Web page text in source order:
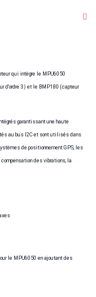
qui intègre le MPU6050
d'ordre 3) et le BMP180 (capteur
garantissant une haute
au bus I2C et sont utilisés dans
de positionnement GPS, les
des vibrations, la
le MPU6050 en ajoutant des